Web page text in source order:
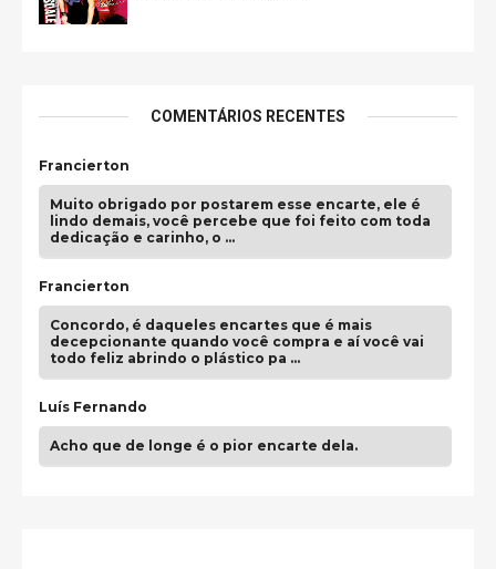
COMENTÁRIOS RECENTES
Francierton
Muito obrigado por postarem esse encarte, ele é
lindo demais, você percebe que foi feito com toda
dedicação e carinho, o …
Francierton
Concordo, é daqueles encartes que é mais
decepcionante quando você compra e aí você vai
todo feliz abrindo o plástico pa …
Luís Fernando
Acho que de longe é o pior encarte dela.